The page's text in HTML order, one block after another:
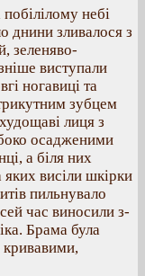
небі
днини зливалося з
зеленяво-
виступали
ногавиці та
зубцем
лиця з
осадженими
а біля них
висіли шкірки
пильнувало
час виносили з-
Брама була
кривавими,